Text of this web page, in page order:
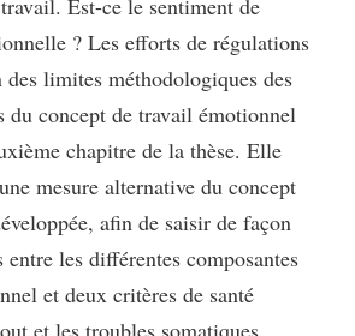
? Les efforts de régulations
des limites méthodologiques des
du concept de travail émotionnel
chapitre de la thèse. Elle
mesure alternative du concept
afin de saisir de façon
les différentes composantes
et deux critères de santé
et les troubles somatiques.